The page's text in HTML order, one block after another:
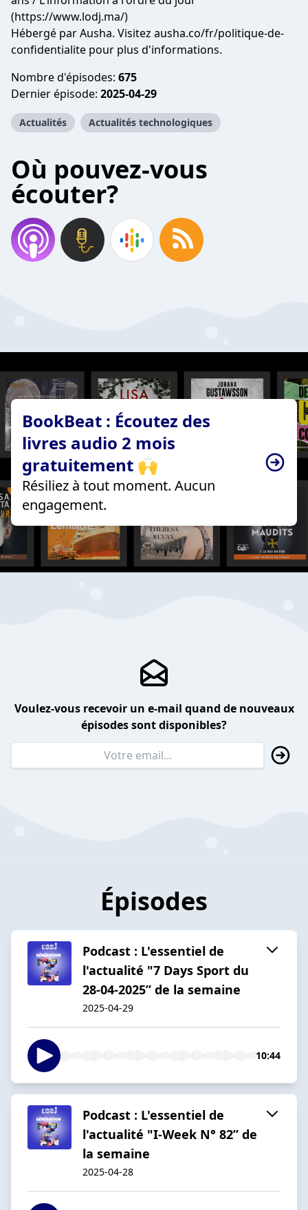
(https://www.lodj.ma/)
Hébergé par Ausha. Visitez ausha.co/fr/politique-de-
confidentialite pour plus d'informations.
Nombre d'épisodes: 675
Dernier épisode: 2025-04-29
Actualités Actualités technologiques
Où pouvez-vous
écouter?
BookBeat : Écoutez des
livres audio 2 mois
gratuitement 🙌
Résiliez à tout moment. Aucun
engagement.
Voulez-vous recevoir un e-mail quand de nouveaux
épisodes sont disponibles?
Épisodes
Podcast : L'essentiel de
l'actualité "7 Days Sport du
28-04-2025” de la semaine
2025-04-29
10:44
Podcast : L'essentiel de
l'actualité "I-Week N° 82” de
la semaine
2025-04-28